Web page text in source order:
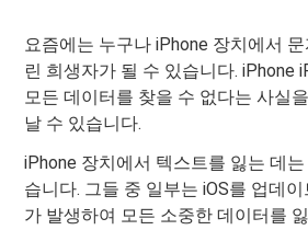
요즘에는 누구나 iPhone 장치에서
린 희생자가 될 수 있습니다. iPhone
모든 데이터를 찾을 수 없다는 사실
날 수 있습니다.
iPhone 장치에서 텍스트를 잃는 데
습니다. 그들 중 일부는 iOS를 업데
가 발생하여 모든 소중한 데이터를